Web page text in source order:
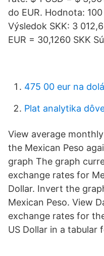
do EUR. Hodnota:
Výsledok SKK: 3
EUR = 30,1260 SKK
475 00 eur na
Plat analytika
View average
the Mexican Peso
graph The graph
exchange rates for
Dollar. Invert the
Mexican Peso. View
exchange rates for
US Dollar in a tabular